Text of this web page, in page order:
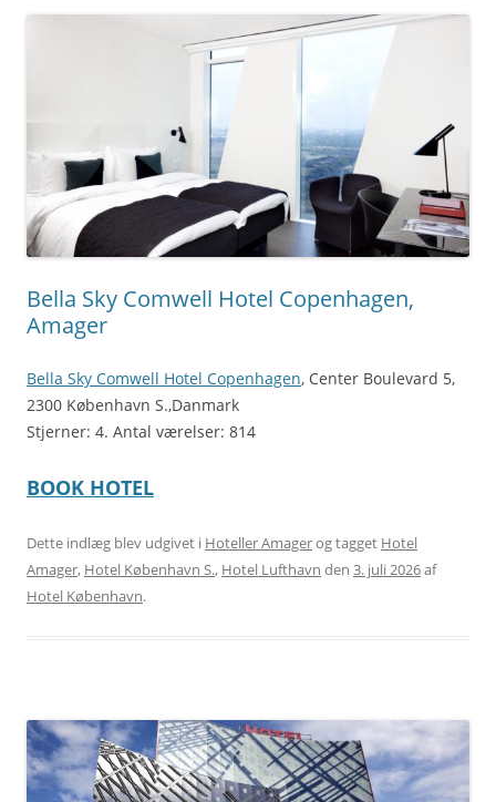
Bella Sky Comwell Hotel Copenhagen,
Amager
Bella Sky Comwell Hotel Copenhagen, Center Boulevard 5,
2300 København S.,Danmark
Stjerner: 4. Antal værelser: 814
BOOK HOTEL
Dette indlæg blev udgivet i Hoteller Amagerog tagget Hotel
Amager, Hotel København S., Hotel Lufthavn den 3. juli 2026af
Hotel København.